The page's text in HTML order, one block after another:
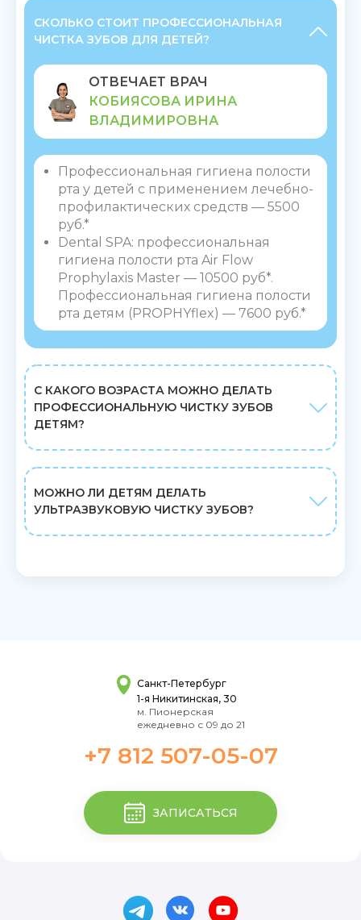
СКОЛЬКО СТОИТ ПРОФЕССИОНАЛЬНАЯ
ЧИСТКА ЗУБОВ ДЛЯ ДЕТЕЙ?
ОТВЕЧАЕТ ВРАЧ
КОБИЯСОВА ИРИНА
ВЛАДИМИРОВНА
Профессиональная гигиена полости
рта у детей с применением лечебно-
профилактических средств — 5500
руб.*
Dental SPA: профессиональная
гигиена полости рта Air Flow
Prophylaxis Master — 10500 руб*.
Профессиональная гигиена полости
рта детям (PROPHYflex) — 7600 руб.*
С КАКОГО ВОЗРАСТА МОЖНО ДЕЛАТЬ
ПРОФЕССИОНАЛЬНУЮ ЧИСТКУ ЗУБОВ
ДЕТЯМ?
МОЖНО ЛИ ДЕТЯМ ДЕЛАТЬ
УЛЬТРАЗВУКОВУЮ ЧИСТКУ ЗУБОВ?
Санкт-Петербург
1-я Никитинская, 30
м. Пионерская
ежедневно с 09 до 21
+7 812 507-05-07
ЗАПИСАТЬСЯ